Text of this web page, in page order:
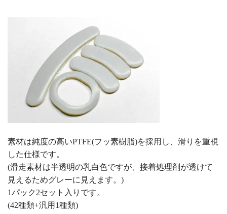
素材は純度の高いPTFE(フッ素樹脂)を採用し、滑りを重視
した仕様です。
(滑走素材は半透明の乳白色ですが、接着処理剤が透けて
見えるためグレーに見えます。)
1パック2セット入りです。
(42種類+汎用1種類)